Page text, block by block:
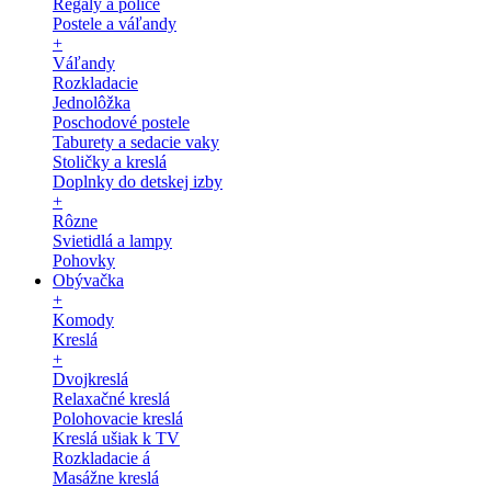
Regály a police
Postele a váľandy
+
Váľandy
Rozkladacie
Jednolôžka
Poschodové postele
Taburety a sedacie vaky
Stoličky a kreslá
Doplnky do detskej izby
+
Rôzne
Svietidlá a lampy
Pohovky
Obývačka
+
Komody
Kreslá
+
Dvojkreslá
Relaxačné kreslá
Polohovacie kreslá
Kreslá ušiak k TV
Rozkladacie á
Masážne kreslá